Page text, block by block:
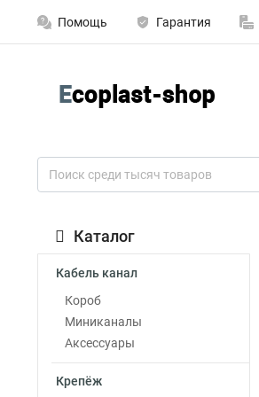
Помощь Гарантия
Каталог
Кабель канал
Короб
Миниканалы
Аксессуары
Крепёж